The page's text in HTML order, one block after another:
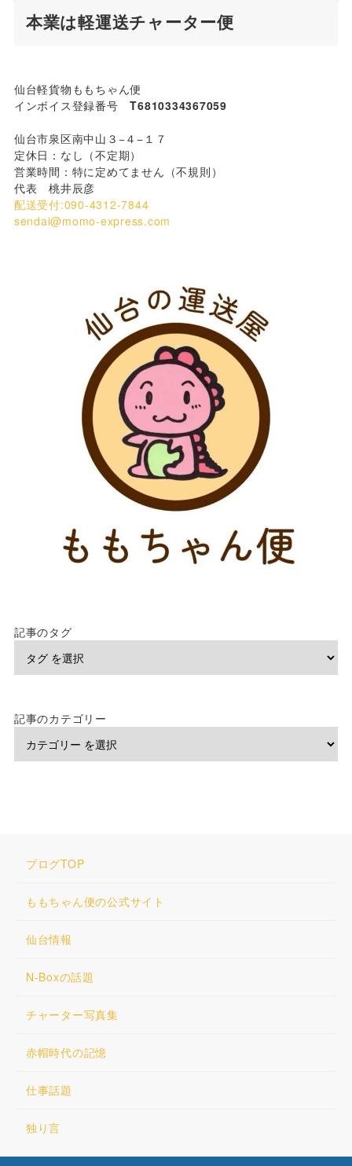
本業は軽運送チャーター便
仙台軽貨物ももちゃん便
インボイス登録番号T6810334367059
仙台市泉区南中山３−４−１７
定休日：なし（不定期）
営業時間：特に定めてません（不規則）
代表 桃井辰彦
配送受付:090-4312-7844
sendai@momo-express.com
記事のタグ
記事のカテゴリー
ブログTOP
ももちゃん便の公式サイト
仙台情報
N-Boxの話題
チャーター写真集
赤帽時代の記憶
仕事話題
独り言